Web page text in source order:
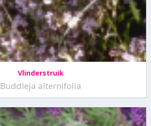
Vlinderstruik
Buddleja alternifolia